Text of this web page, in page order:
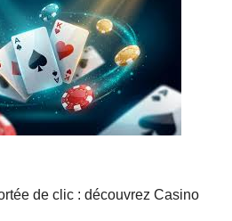
de clic : découvrez Casino